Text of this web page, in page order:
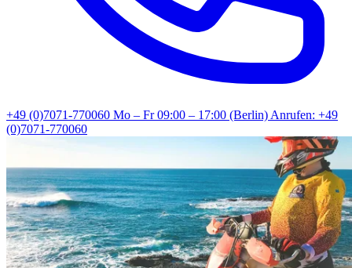
+49 (0)7071-770060 Mo – Fr 09:00 – 17:00 (Berlin)Anrufen: +49
(0)7071-770060